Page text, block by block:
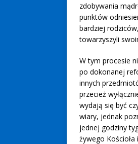
zdobywania
punktów
bardziej
towarzyszyli
W tym procesie
po dokonanej
innych
przecież
wydają się być
wiary, jednak
jednej godziny
żywego